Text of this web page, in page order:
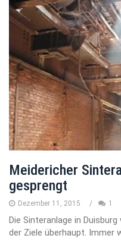
Meidericher
gesprengt
Dezember 11, 2015 1
Die Sinteranlage in
der Ziele überhaupt. Immer